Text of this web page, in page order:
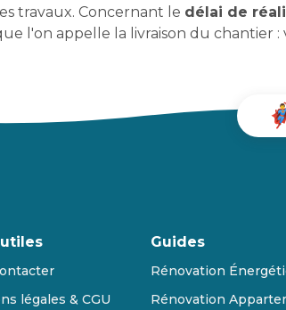
travaux. Concernant le délai de
l'on appelle la livraison du
légales & CGU
Guides
Rénovation
Rénovation